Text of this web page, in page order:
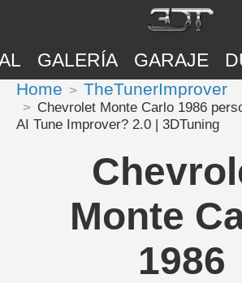
GALERÍA GARAJE
Home TheTunerImprover
Chevrolet Monte Carlo 1986
AI Tune Improver? 2.0 | 3DTuning
Monte
1986